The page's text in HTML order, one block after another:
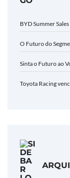
BYD Summer
O Futuro do
Sinta o Futuro ao
Toyota Racing